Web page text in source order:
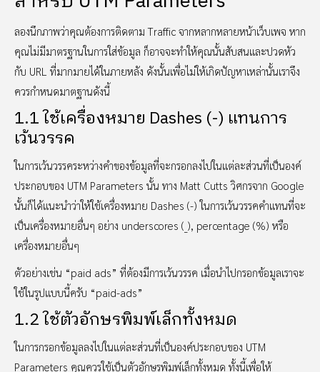
ลองนึกภาพว่าคุณต้องการติดตาม Traffic จากหลากหลายหน้าเว็บเพจ หาก
คุณไม่มีมาตรฐานในการใส่ข้อมูล ก็อาจจะทำให้คุณนั้นสับสนและปวดหัว
กับ URL ที่มากมายได้ในภายหลัง ดังนั้นเพื่อไม่ให้เกิดปัญหาเหล่านั้นเราจึง
ควรกำหนดมาตฐานดังนี้
1.1 ใช้เครื่องหมาย Dashes (-) แทนการ
เว้นวรรค
ในการเว้นวรรคระหว่างคำของข้อมูลที่จะกรอกลงไปในแต่ละส่วนที่เป็นองค์
ประกอบของ UTM Parameters นั้น ทาง Matt Cutts วิศกรจาก Google
นั้นก็ได้แนะนำว่าให้ใช้เครื่องหมาย Dashes (-) ในการเว้นวรรคคำแทนที่จะ
เป็นเครื่องหมายอื่นๆ อย่าง underscores (_), percentage (%) หรือ
เครื่องหมายอื่นๆ
ตัวอย่างเช่น “paid ads” ที่ต้องมีการเว้นวรรค เมื่อนำไปกรอกข้อมูลเราจะ
ใช้ในรูปแบบนี้ครับ “paid-ads”
1.2 ใช้ตัวอักษรพิมพ์เล็กทั้งหมด
ในการกรอกข้อมูลลงไปในแต่ละส่วนที่เป็นองค์ประกอบของ UTM
Parameters คุณควรใช้เป็นตัวอักษรพิมพ์เล็กทั้งหมด ทั้งนี้เพื่อให้